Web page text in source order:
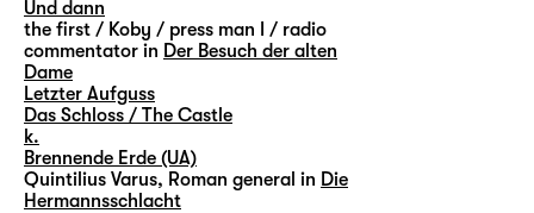
Und dann
the first / Koby / press man I / radio
commentator in Der Besuch der alten
Dame
Letzter Aufguss
Das Schloss / The Castle
k.
Brennende Erde (UA)
Quintilius Varus, Roman general in Die
Hermannsschlacht